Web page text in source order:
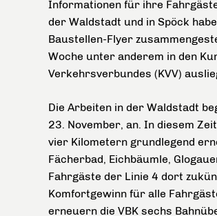
Informationen für ihre
der Waldstadt und in Spöck
Baustellen-Flyer
Woche unter anderem in den
Verkehrsverbundes (KVV)
Die Arbeiten in der Waldstadt
23. November, an. In diesem
vier Kilometern grundlegend
Fächerbad, Eichbäumle,
Fahrgäste der Linie 4 dort
Komfortgewinn für alle
erneuern die VBK sechs